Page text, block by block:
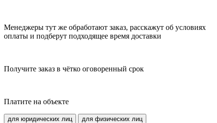
Менеджеры тут же обработают заказ, расскажут об условиях
оплаты и подберут подходящее время доставки
Получите заказ в чётко оговоренный срок
Платите на объекте
для юридических лиц для физических лиц